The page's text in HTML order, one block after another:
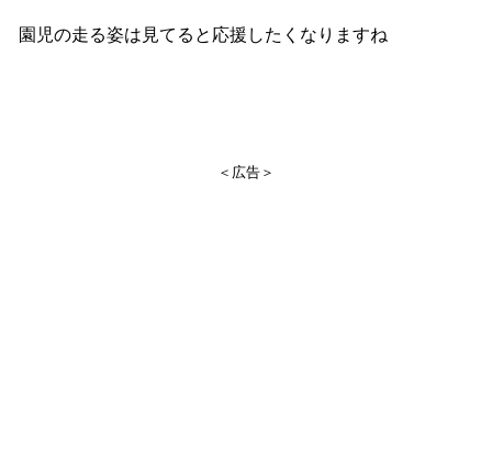
園児の走る姿は見てると応援したくなりますね
＜広告＞